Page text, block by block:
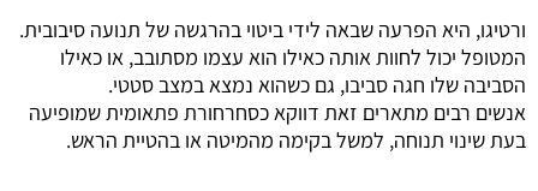
ורטיגו, היא הפרעה שבאה לידי ביטוי בהרגשה של תנועה סיבובית.
המטופל יכול לחוות אותה כאילו הוא עצמו מסתובב, או כאילו
הסביבה שלו חגה סביבו, גם כשהוא נמצא במצב סטטי.
אנשים רבים מתארים זאת דווקא כסחרחורת פתאומית שמופיעה
בעת שינוי תנוחה, למשל בקימה מהמיטה או בהטיית הראש.